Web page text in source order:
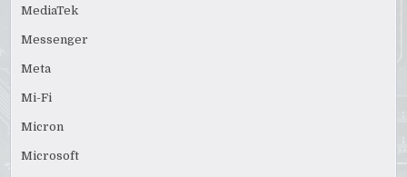
MediaTek
Messenger
Meta
Mi-Fi
Micron
Microsoft